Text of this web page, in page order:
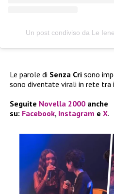
Un post condiviso da Le
Le parole di Senza Cri sono
sono diventate virali in rete tra
Seguite Novella 2000 anche
su: Facebook, Instagram e X.